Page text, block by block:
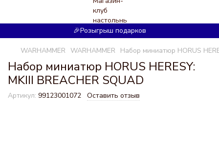
🎉Розыгрыш подарков
WARHAMMER WARHAMMER Набор миниатюр HORUS
Набор миниатюр HORUS HERESY:
MKIII BREACHER SQUAD
Артикул: 99123001072 Оставить отзыв